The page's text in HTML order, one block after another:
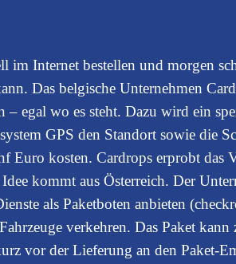
im Internet bestellen und morgen
Das belgische Unternehmen
– egal wo es steht. Dazu wird ein
GPS den Standort sowie die
Euro kosten. Cardrops erprobt das
kommt aus Österreich. Der
als Paketboten anbieten
verkehren. Das Paket
vor der Lieferung an den Paket-